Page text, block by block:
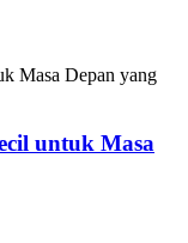
untuk Masa